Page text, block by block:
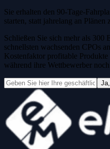
Sie erhalten den 90-Tage-
starten, statt jahrelang an Plänen
Schließen Sie sich mehr als 300
schnellsten wachsenden CPOs
Kostenfaktor profitable Produkte
während ihre Wettbewerber